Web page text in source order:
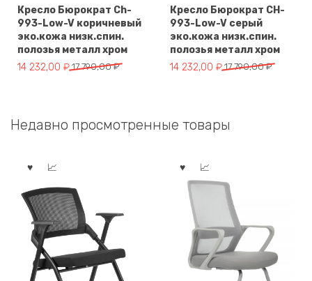
Кресло Бюрократ Ch-
993-Low-V коричневый
эко.кожа низк.спин.
полозья металл хром
17 790,00₽
Первоначальная
790,00 ₽.
14 232,00 ₽
Текущая
Кресло Бюрократ CH-
993-Low-V серый
эко.кожа низк.спин.
полозья металл хром
17 790,00₽
Первоначальная
790,00 ₽.
14 232,00 ₽
Текущая
Недавно просмотренные товары